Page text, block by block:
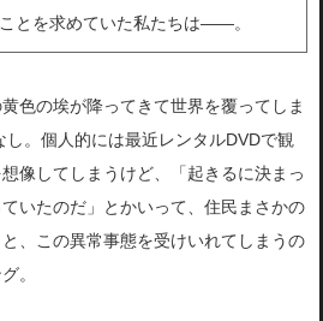
とを求めていた私たちは――。
色の埃が降ってきて世界を覆ってしま
。個人的には最近レンタルDVDで観
像してしまうけど、「起きるに決まっ
いたのだ」とかいって、住民まさかの
、この異常事態を受けいれてしまうの
。